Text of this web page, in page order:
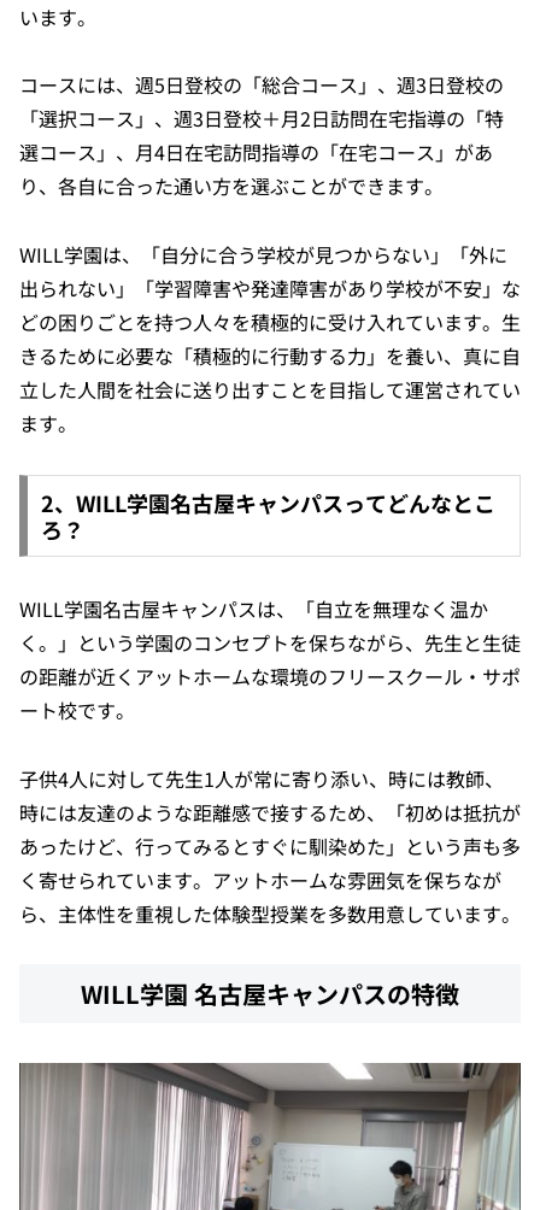
います。
コースには、週5日登校の「総合コース」、週3日登校の
「選択コース」、週3日登校＋月2日訪問在宅指導の「特
選コース」、月4日在宅訪問指導の「在宅コース」があ
り、各自に合った通い方を選ぶことができます。
WILL学園は、「自分に合う学校が見つからない」「外に
出られない」「学習障害や発達障害があり学校が不安」な
どの困りごとを持つ人々を積極的に受け入れています。生
きるために必要な「積極的に行動する力」を養い、真に自
立した人間を社会に送り出すことを目指して運営されてい
ます。
2、WILL学園名古屋キャンパスってどんなとこ
ろ？
WILL学園名古屋キャンパスは、「自立を無理なく温か
く。」という学園のコンセプトを保ちながら、先生と生徒
の距離が近くアットホームな環境のフリースクール・サポ
ート校です。
子供4人に対して先生1人が常に寄り添い、時には教師、
時には友達のような距離感で接するため、「初めは抵抗が
あったけど、行ってみるとすぐに馴染めた」という声も多
く寄せられています。アットホームな雰囲気を保ちなが
ら、主体性を重視した体験型授業を多数用意しています。
WILL学園 名古屋キャンパスの特徴